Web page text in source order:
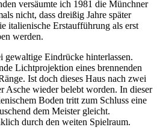
versäumte ich 1981 die Münchner
nicht, dass dreißig Jahre später
italienische Erstaufführung als erst
werden.
Eindrücke hinterlassen.
Lichtprojektion eines brennenden
Ist doch dieses Haus nach zwei
Asche wieder belebt worden. In dieser
Boden tritt zum Schluss eine
dem Meister gleicht.
durch den weiten Spielraum.